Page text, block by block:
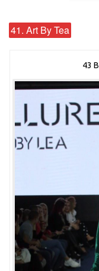
41. Art By Tea
43